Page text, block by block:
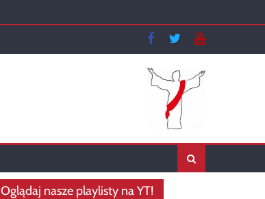
Oglądaj nasze playlisty na YT!